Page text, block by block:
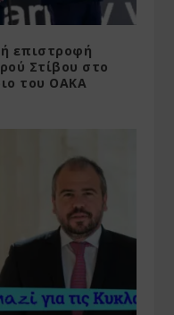
επιστροφή
Στίβου στο
του ΟΑΚΑ